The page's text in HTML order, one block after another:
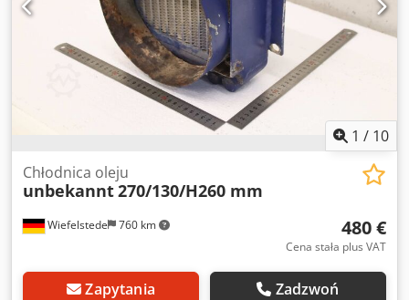
1 / 10
Wiefelstede 760 km
Chłodnica oleju
unbekannt270/130/H260 mm
480 €
Cena stała plus VAT
Zapytania Zadzwoń